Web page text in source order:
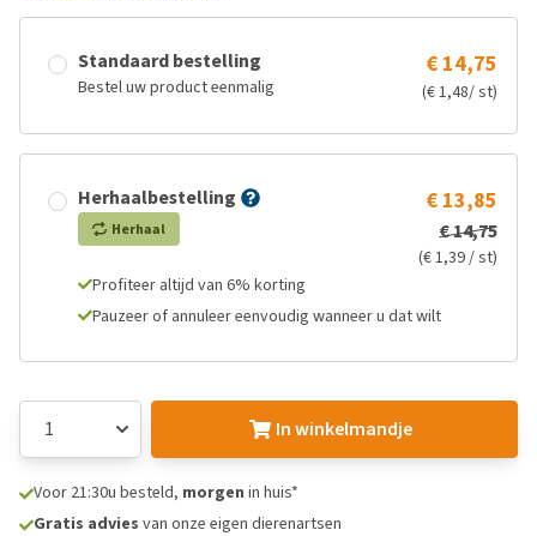
Standaard bestelling
Bestel uw product eenmalig
€ 14,75
(€ 1,48/ st)
Herhaalbestelling
Herhaal
€ 13,85
€ 14,75
(€ 1,39 / st)
Profiteer altijd van 6% korting
Pauzeer of annuleer eenvoudig wanneer u dat wilt
In winkelmandje
Voor 21:30u besteld, morgen in huis*
Gratis advies van onze eigen dierenartsen